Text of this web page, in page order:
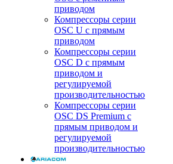
приводом
Компрессоры серии
OSC U с прямым
приводом
Компрессоры серии
OSC D с прямым
приводом и
регулируемой
производительностью
Компрессоры серии
OSC DS Premium с
прямым приводом и
регулируемой
производительностью